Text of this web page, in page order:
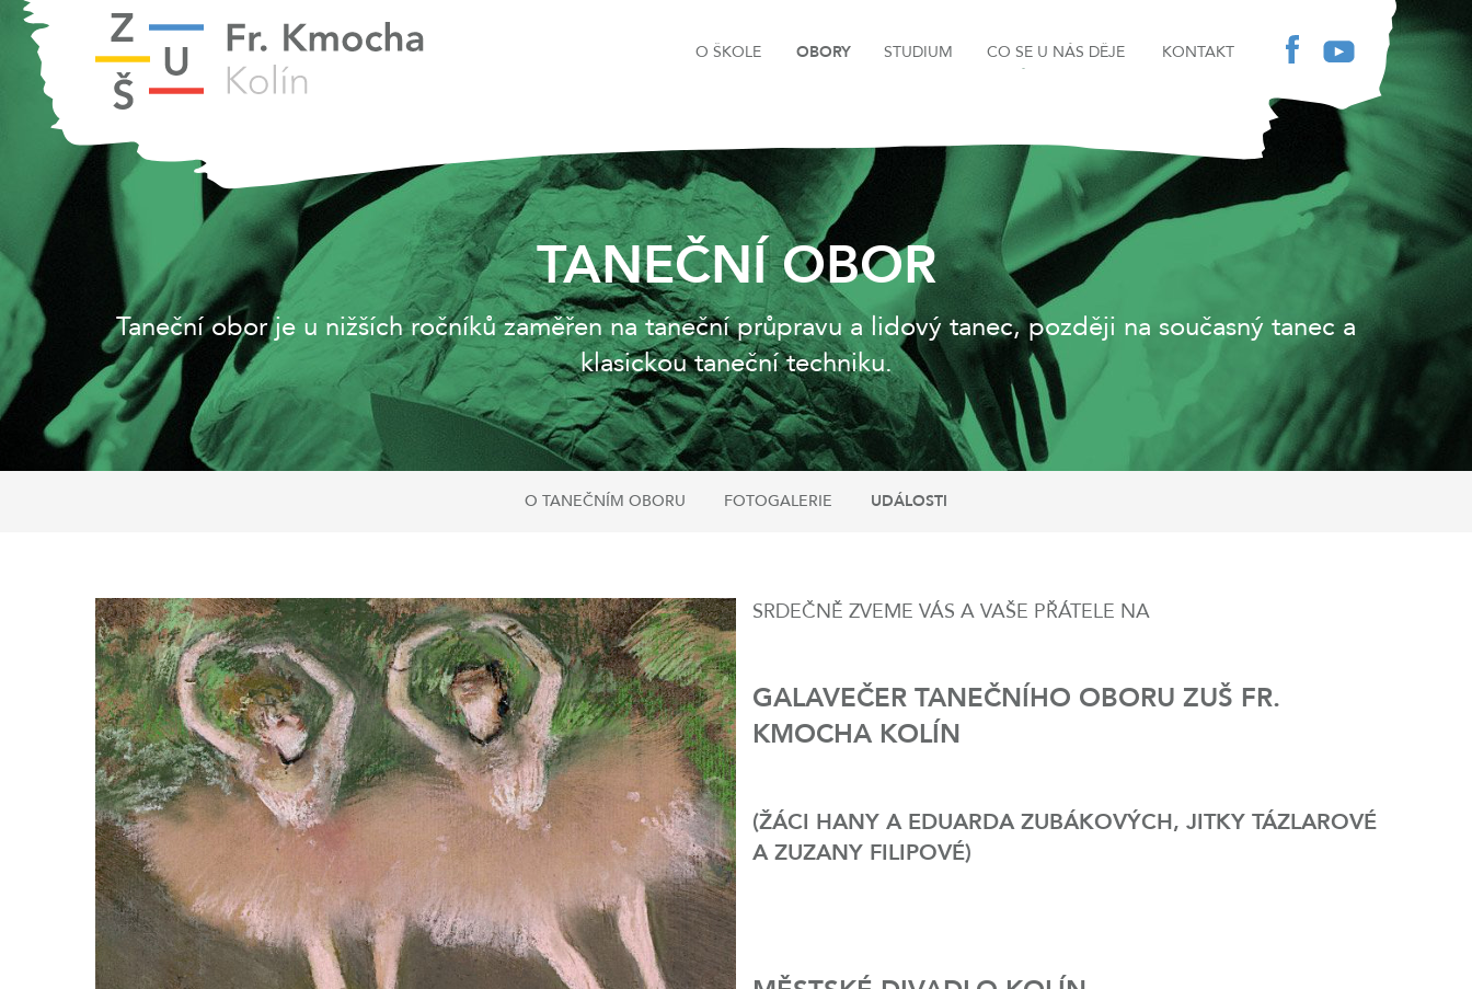
O ŠKOLE OBORY STUDIUM CO SE U NÁS DĚJE KONTAKT
TANEČNÍ OBOR
Taneční obor je u nižších ročníků zaměřen na taneční průpravu a lidový tanec, později na současný tanec a
klasickou taneční techniku.
O TANEČNÍM OBORU FOTOGALERIE UDÁLOSTI
SRDEČNĚ ZVEME VÁS A VAŠE PŘÁTELE NA
GALAVEČER TANEČNÍHO OBORU ZUŠ FR.
KMOCHA KOLÍN
(ŽÁCI HANY A EDUARDA ZUBÁKOVÝCH, JITKY TÁZLAROVÉ
A ZUZANY FILIPOVÉ)